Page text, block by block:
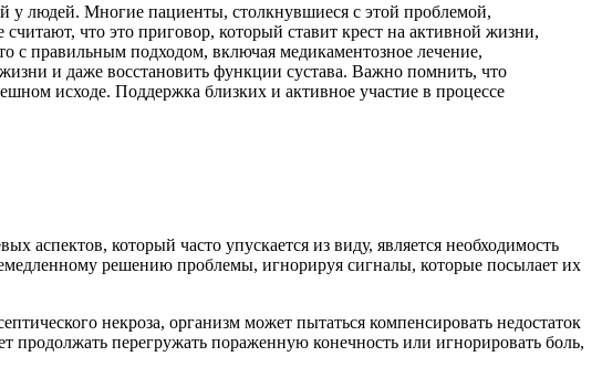
у людей. Многие пациенты, столкнувшиеся с этой проблемой,
что это приговор, который ставит крест на активной жизни,
с правильным подходом, включая медикаментозное лечение,
и даже восстановить функции сустава. Важно помнить, что
исходе. Поддержка близких и активное участие в процессе
аспектов, который часто упускается из виду, является необходимость
решению проблемы, игнорируя сигналы, которые посылает их
некроза, организм может пытаться компенсировать недостаток
продолжать перегружать пораженную конечность или игнорировать боль,